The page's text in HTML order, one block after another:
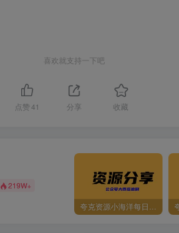
喜欢就支持一下吧
点赞 41 分享 收藏
219W+
夸克资源小海洋每日更新资源大汇总（持续更新）